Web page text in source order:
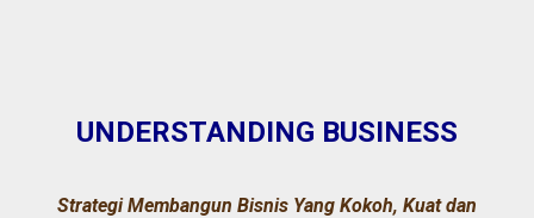
UNDERSTANDING BUSINESS
Strategi Membangun Bisnis Yang Kokoh, Kuat dan